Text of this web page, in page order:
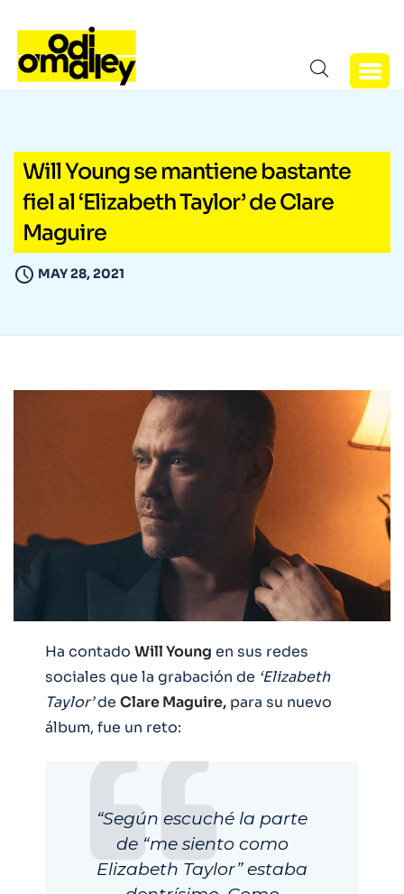
Will Young se mantiene bastante
fiel al ‘Elizabeth Taylor’ de Clare
Maguire
MAY 28, 2021
Ha contado Will Young en sus redes
sociales que la grabación de ‘Elizabeth
Taylor’de Clare Maguire, para su nuevo
álbum, fue un reto:
“Según escuché la parte
de “me siento como
Elizabeth Taylor” estaba